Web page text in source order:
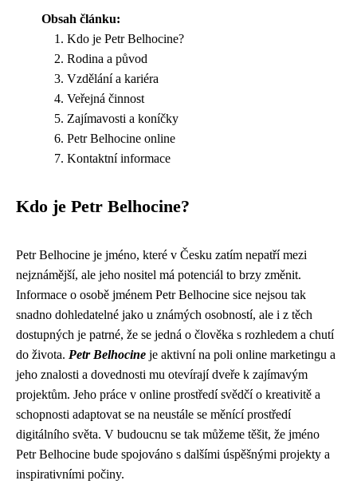
Obsah článku:
Kdo je Petr Belhocine?
Rodina a původ
Vzdělání a kariéra
Veřejná činnost
Zajímavosti a koníčky
Petr Belhocine online
Kontaktní informace
Kdo je Petr Belhocine?
Petr Belhocine je jméno, které v Česku zatím nepatří mezi
nejznámější, ale jeho nositel má potenciál to brzy změnit.
Informace o osobě jménem Petr Belhocine sice nejsou tak
snadno dohledatelné jako u známých osobností, ale i z těch
dostupných je patrné, že se jedná o člověka s rozhledem a chutí
do života. Petr Belhocine je aktivní na poli online marketingu a
jeho znalosti a dovednosti mu otevírají dveře k zajímavým
projektům. Jeho práce v online prostředí svědčí o kreativitě a
schopnosti adaptovat se na neustále se měnící prostředí
digitálního světa. V budoucnu se tak můžeme těšit, že jméno
Petr Belhocine bude spojováno s dalšími úspěšnými projekty a
inspirativními počiny.